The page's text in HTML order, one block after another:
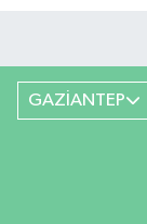
GAZİANTEP